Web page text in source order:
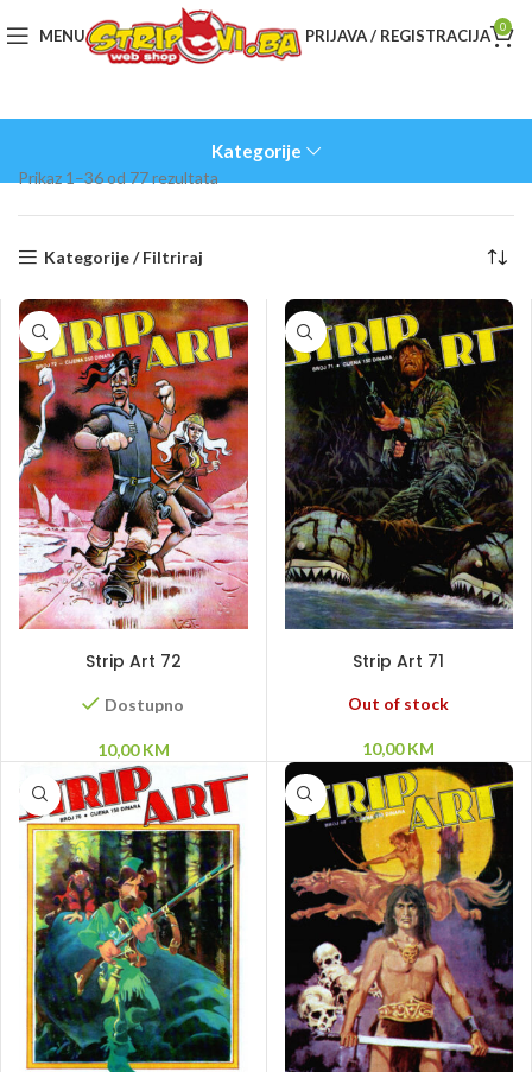
MENU PRIJAVA / REGISTRACIJA 0
Kategorije
Prikaz 1–36 od 77 rezultata
Kategorije / Filtriraj
Strip Art 72
Dostupno
10,00KM
Strip Art 71
Out of stock
10,00KM